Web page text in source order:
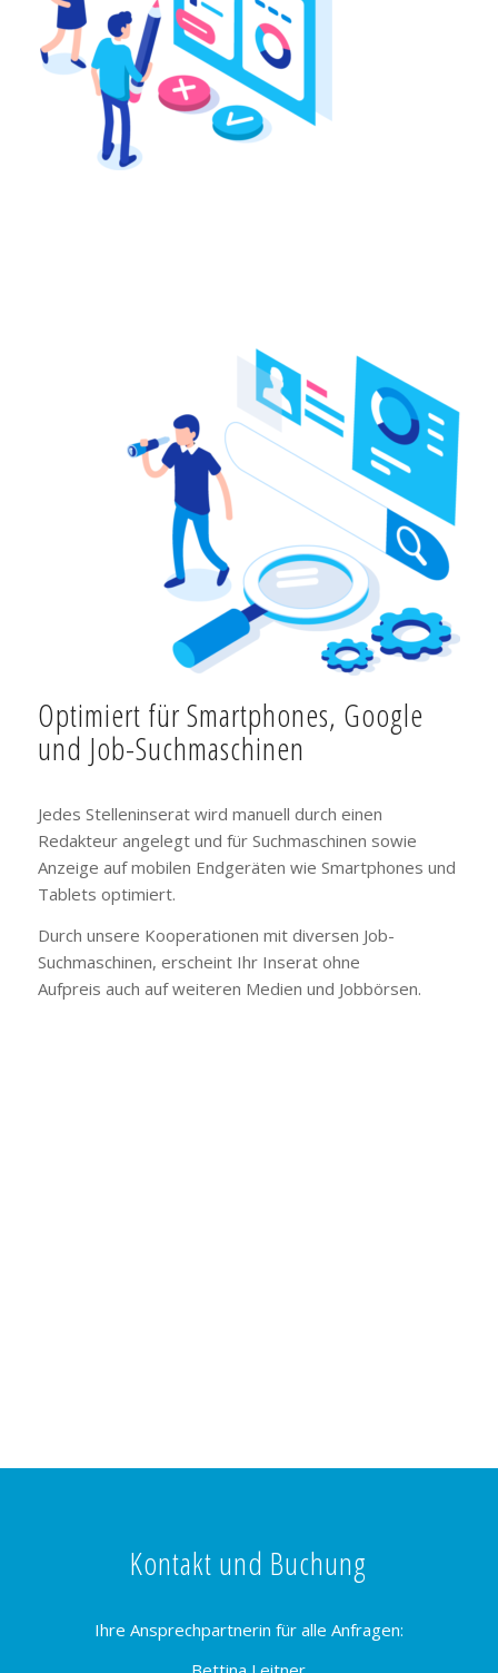
Optimiert für Smartphones, Google
und Job-Suchmaschinen
Jedes Stelleninserat wird manuell durch einen
Redakteur angelegt und für Suchmaschinen sowie
Anzeige auf mobilen Endgeräten wie Smartphones und
Tablets optimiert.
Durch unsere Kooperationen mit diversen Job-
Suchmaschinen, erscheint Ihr Inserat ohne
Aufpreis auch auf weiteren Medien und Jobbörsen.
Kontakt und Buchung
Ihre Ansprechpartnerin für alle Anfragen: